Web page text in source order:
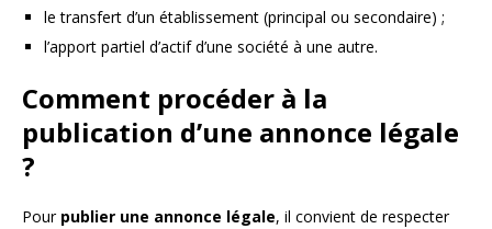
le transfert d’un établissement (principal ou secondaire) ;
l’apport partiel d’actif d’une société à une autre.
Comment procéder à la
publication d’une annonce légale
?
Pour publier une annonce légale, il convient de respecter